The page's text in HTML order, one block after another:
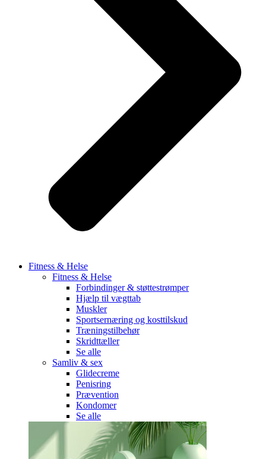
Fitness & Helse
Fitness & Helse
Forbindinger & støttestrømper
Hjælp til vægttab
Muskler
Sportsernæring og kosttilskud
Træningstilbehør
Skridttæller
Se alle
Samliv & sex
Glidecreme
Penisring
Prævention
Kondomer
Se alle